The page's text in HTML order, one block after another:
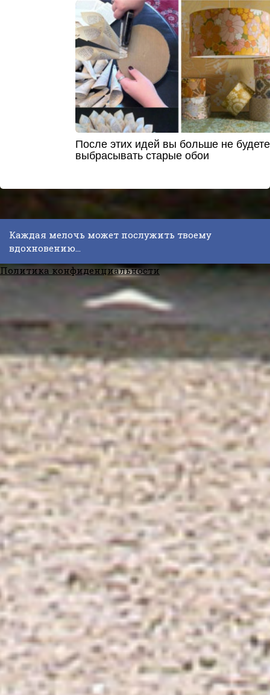
После этих идей вы больше не будете
выбрасывать старые обои
Каждая мелочь может послужить твоему
вдохновению...
Политика конфиденциальности